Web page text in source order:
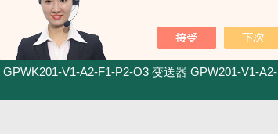
GPWK201-V1-A2-F1-P2-O3 变送器 GPW201-V1-A2-F1-P2-O3 变送器